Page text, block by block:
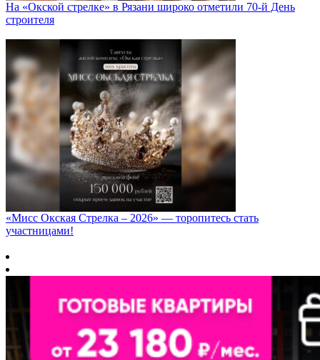
На «Окской стрелке» в Рязани широко отметили 70-й День
строителя
«Мисс Окская Стрелка – 2026» — торопитесь стать
участницами!